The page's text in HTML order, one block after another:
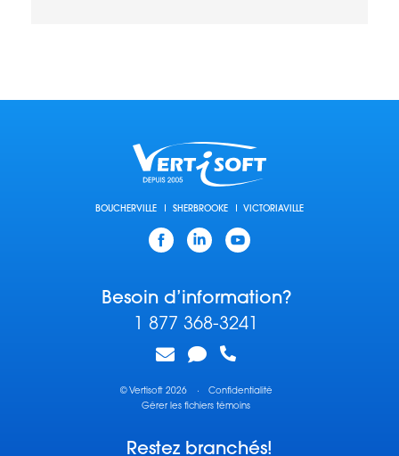
BOUCHERVILLE SHERBROOKE VICTORIAVILLE
Facebook
LinkedinYouTube
Besoin d’information?
1 877 368-3241
© Vertisoft 2026 ·
Confidentialité
Gérer les fichiers témoins
Restez branchés!